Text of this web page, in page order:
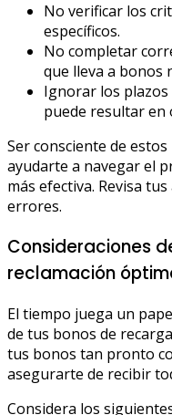
No verificar los
específicos.
No completar
que lleva a bonos
Ignorar los
puede resultar en
Ser consciente de
ayudarte a navegar el
más efectiva. Revisa
errores.
Consideraciones
reclamación
El tiempo juega un
de tus bonos de
tus bonos tan pronto
asegurarte de recibir
Considera los